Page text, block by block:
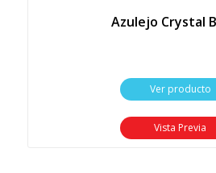
Azulejo Crystal
Ver producto
Vista Previa